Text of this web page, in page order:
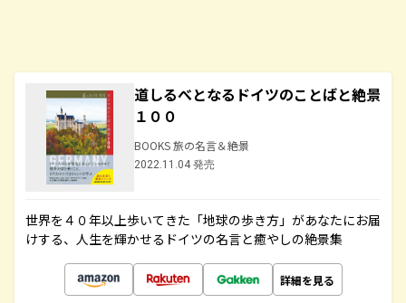
道しるべとなるドイツのことばと絶景
１００
BOOKS 旅の名言＆絶景
2022.11.04 発売
世界を４０年以上歩いてきた「地球の歩き方」があなたにお届
けする、人生を輝かせるドイツの名言と癒やしの絶景集
詳細を見る